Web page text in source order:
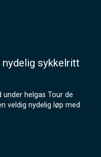
sykkelritt
under helgas Tour de
veldig nydelig løp med